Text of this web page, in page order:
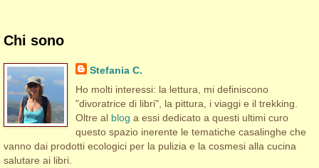
Chi sono
Stefania C.
Ho molti interessi: la lettura, mi definiscono
"divoratrice di libri", la pittura, i viaggi e il trekking.
Oltre al blog a essi dedicato a questi ultimi curo
questo spazio inerente le tematiche casalinghe che
vanno dai prodotti ecologici per la pulizia e la cosmesi alla cucina
salutare ai libri.